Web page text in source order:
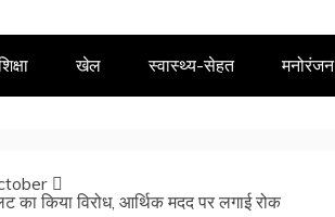
खेल स्वास्थ्य-सेहत मनोरंजन
का किया विरोध, आर्थिक मदद पर लगाई रोक